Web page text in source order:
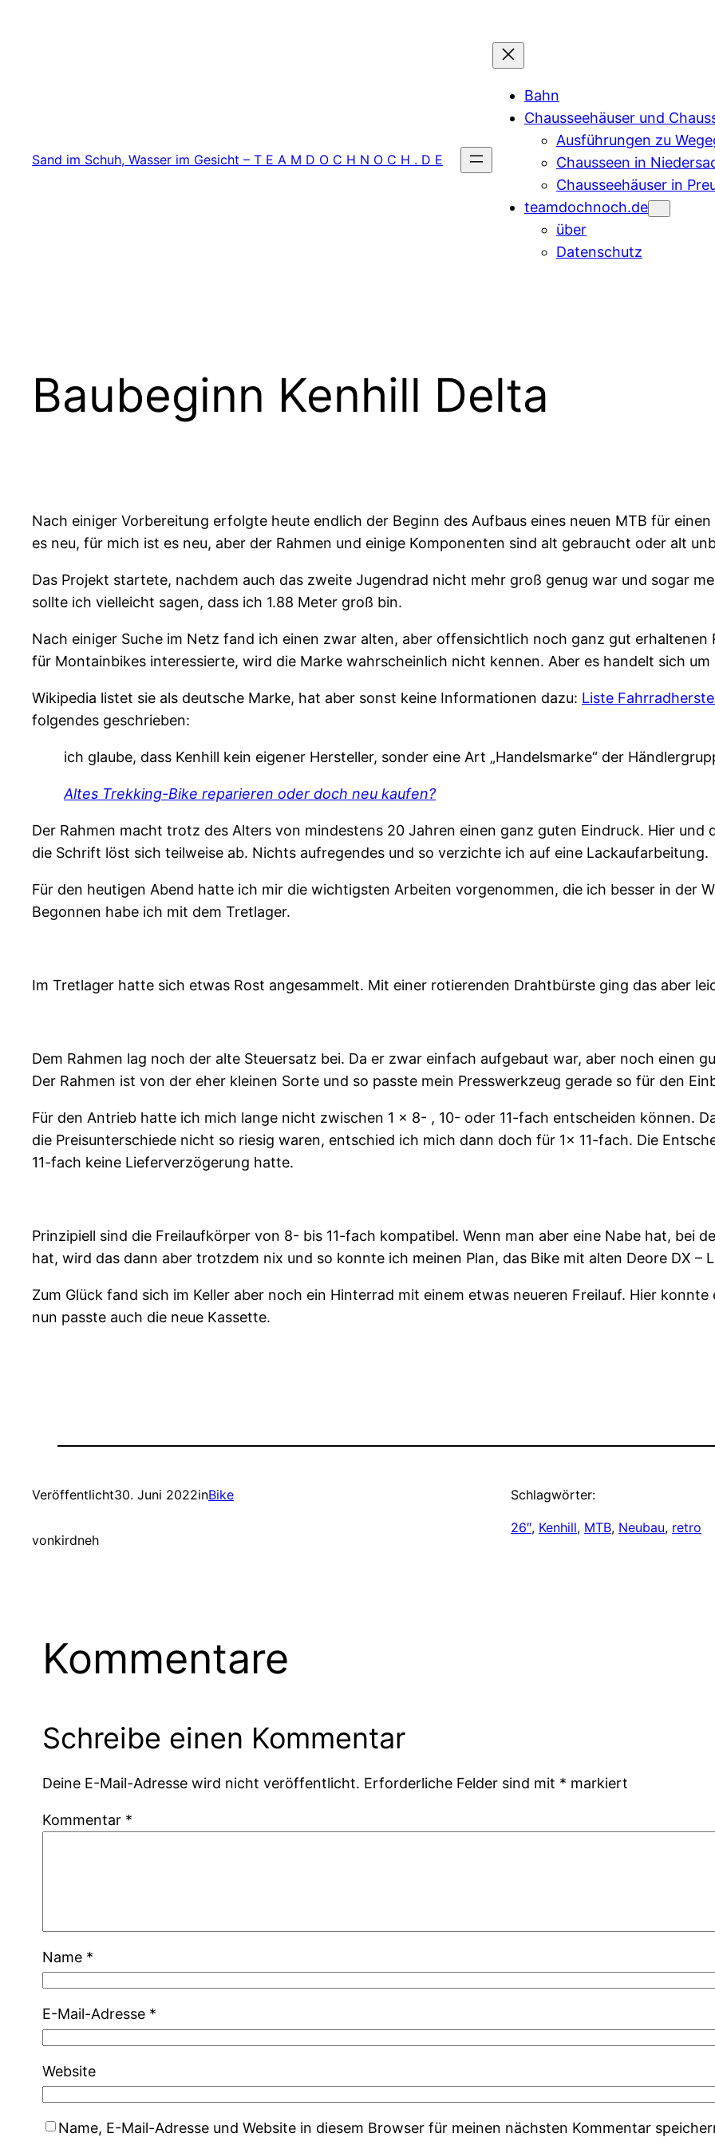
Sand im Schuh, Wasser im Gesicht – T E A M D O C H N O C H . D E
Bahn
Chausseehäuser und
Ausführungen zu
Chausseen in
Chausseehäuser in
teamdochnoch.de
über
Datenschutz
Baubeginn Kenhill Delta
Nach einiger Vorbereitung erfolgte heute endlich der Beginn des Aufbaus eines neuen MTB für
es neu, für mich ist es neu, aber der Rahmen und einige Komponenten sind alt gebraucht oder alt
Das Projekt startete, nachdem auch das zweite Jugendrad nicht mehr groß genug war und sogar
sollte ich vielleicht sagen, dass ich 1.88 Meter groß bin.
Nach einiger Suche im Netz fand ich einen zwar alten, aber offensichtlich noch ganz gut erhaltenen
für Montainbikes interessierte, wird die Marke wahrscheinlich nicht kennen. Aber es handelt sich um
Wikipedia listet sie als deutsche Marke, hat aber sonst keine Informationen dazu: Liste
folgendes geschrieben:
ich glaube, dass Kenhill kein eigener Hersteller, sonder eine Art „Handelsmarke“ der
Altes Trekking-Bike reparieren oder doch neu kaufen?
Der Rahmen macht trotz des Alters von mindestens 20 Jahren einen ganz guten Eindruck. Hier
die Schrift löst sich teilweise ab. Nichts aufregendes und so verzichte ich auf eine Lackaufarbeitung.
Für den heutigen Abend hatte ich mir die wichtigsten Arbeiten vorgenommen, die ich besser in der
Begonnen habe ich mit dem Tretlager.
Im Tretlager hatte sich etwas Rost angesammelt. Mit einer rotierenden Drahtbürste ging das aber
Dem Rahmen lag noch der alte Steuersatz bei. Da er zwar einfach aufgebaut war, aber noch einen
Der Rahmen ist von der eher kleinen Sorte und so passte mein Presswerkzeug gerade so für den
Für den Antrieb hatte ich mich lange nicht zwischen 1 x 8- , 10- oder 11-fach entscheiden können.
die Preisunterschiede nicht so riesig waren, entschied ich mich dann doch für 1x 11-fach. Die
11-fach keine Lieferverzögerung hatte.
Prinzipiell sind die Freilaufkörper von 8- bis 11-fach kompatibel. Wenn man aber eine Nabe hat, bei
hat, wird das dann aber trotzdem nix und so konnte ich meinen Plan, das Bike mit alten Deore DX –
Zum Glück fand sich im Keller aber noch ein Hinterrad mit einem etwas neueren Freilauf. Hier
nun passte auch die neue Kassette.
Veröffentlicht30. Juni 2022inBike
vonkirdneh
Schlagwörter:
26″, Kenhill, MTB, Neubau, retro
Kommentare
Schreibe einen Kommentar
Deine E-Mail-Adresse wird nicht veröffentlicht. Erforderliche Felder sind mit * markiert
Kommentar *
Name *
E-Mail-Adresse *
Website
Name, E-Mail-Adresse und Website in diesem Browser für meinen nächsten Kommentar